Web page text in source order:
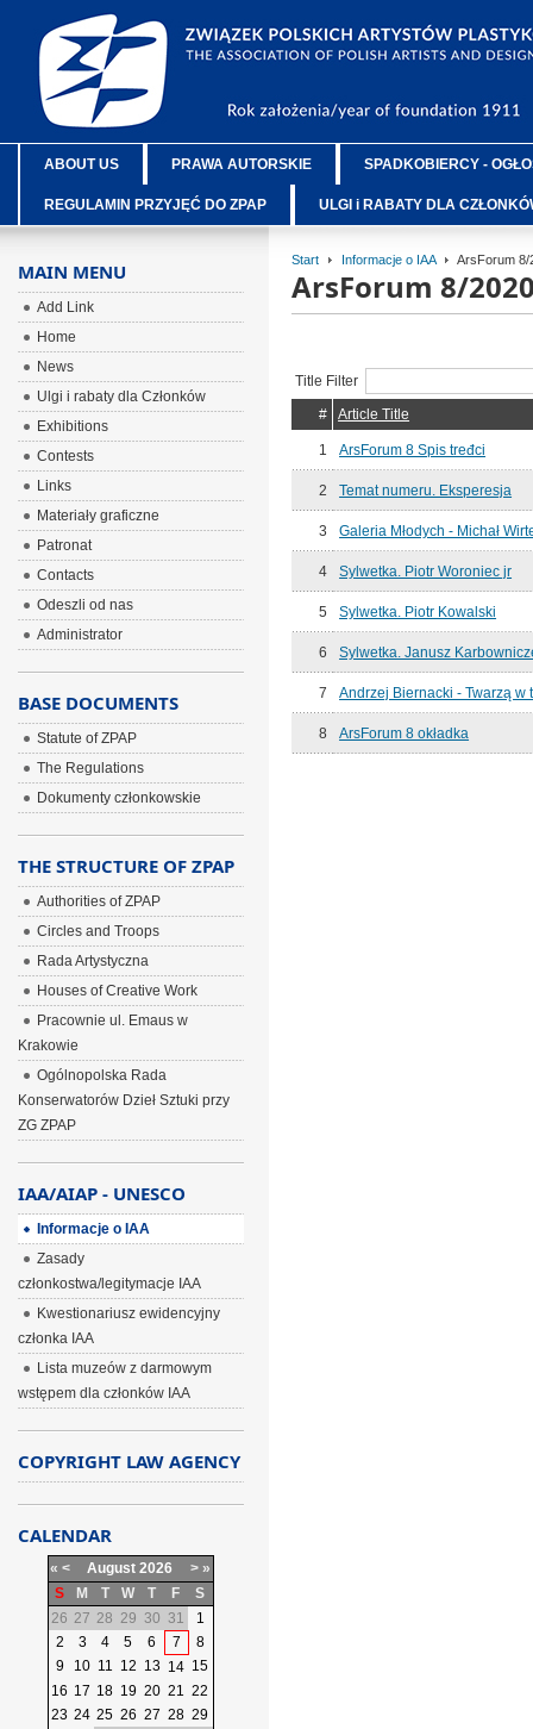
ABOUT US PRAWA AUTORSKIE SPADKOBIERCY -
REGULAMIN PRZYJĘĆ DO ZPAP ULGI i RABATY DLA
Start Informacje o IAA ArsForum 8/
ArsForum 8/
Title Filter
#
Article Title
1 ArsForum 8 Spis tređci
2 Temat numeru. Eksperesja
3 Galeria Młodych - Michał
4 Sylwetka. Piotr Woroniec jr
5 Sylwetka. Piotr Kowalski
6 Sylwetka. Janusz
7 Andrzej Biernacki - Twarzą w
8 ArsForum 8 okładka
MAIN MENU
Add Link
Home
News
Ulgi i rabaty dla Członków
Exhibitions
Contests
Links
Materiały graficzne
Patronat
Contacts
Odeszli od nas
Administrator
BASE DOCUMENTS
Statute of ZPAP
The Regulations
Dokumenty członkowskie
THE STRUCTURE OF ZPAP
Authorities of ZPAP
Circles and Troops
Rada Artystyczna
Houses of Creative Work
Pracownie ul. Emaus w
Krakowie
Ogólnopolska Rada
Konserwatorów Dzieł Sztuki przy
ZG ZPAP
IAA/AIAP - UNESCO
Informacje o IAA
Zasady
członkostwa/legitymacje IAA
Kwestionariusz ewidencyjny
członka IAA
Lista muzeów z darmowym
wstępem dla członków IAA
COPYRIGHT LAW AGENCY
CALENDAR
« < August 2026 > »
S
M T W T F
S
26 27 28 29 30 31
1
2
3 4 5 6 7
8
9
10 11 12 13 14 15
16 17 18 19 20 21 22
23 24 25 26 27 28 29